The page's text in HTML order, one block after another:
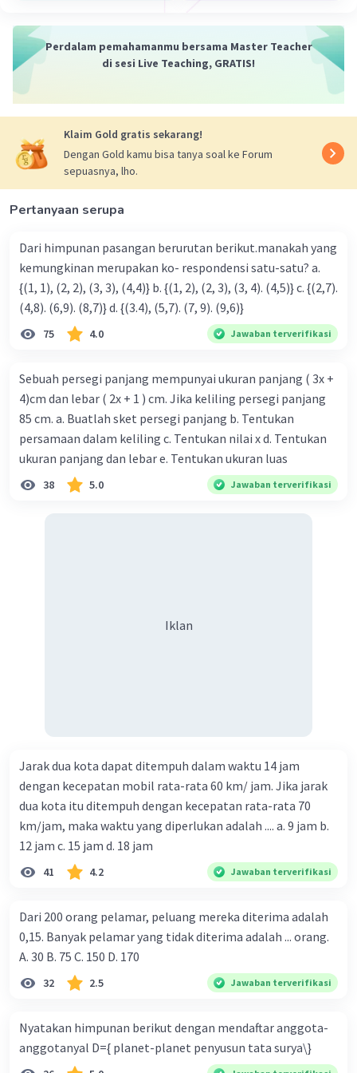
Iklan
Community Level 92
Jawaban yang tepat untuk soal tersebut adalah
(1, –2).
y = 5 – 7x
y = 1 – 3x
5 – 1= –3x + 7x
4 = 4x
x = 4/4
x = 1
Masukkan nilai x = 1 ke y = 5 – 7x, sehingga
y = 5 – 7x
y = 5 – 7
y = –2
Sehingga titik potongnya adalah (1, –2).
Beri Rating ·0.0(0) Balas
Perdalam pemahamanmu bersama Master Teacher
di sesi Live Teaching, GRATIS!
Klaim Gold gratis sekarang!
Dengan Gold kamu bisa tanya soal ke Forum
sepuasnya, lho.
Pertanyaan serupa
Dari himpunan pasangan berurutan berikut.manakah yang
kemungkinan merupakan ko- respondensi satu-satu? a.
{(1, 1), (2, 2), (3, 3), (4,4)} b. {(1, 2), (2, 3), (3, 4). (4,5)} c. {(2,7).
(4,8). (6,9). (8,7)} d. {(3.4), (5,7). (7, 9). (9,6)}
75 4.0 Jawaban terverifikasi
Sebuah persegi panjang mempunyai ukuran panjang ( 3x +
4)cm dan lebar ( 2x + 1 ) cm. Jika keliling persegi panjang
85 cm. a. Buatlah sket persegi panjang b. Tentukan
persamaan dalam keliling c. Tentukan nilai x d. Tentukan
ukuran panjang dan lebar e. Tentukan ukuran luas
38 5.0 Jawaban terverifikasi
Iklan
Jarak dua kota dapat ditempuh dalam waktu 14 jam
dengan kecepatan mobil rata-rata 60 km/ jam. Jika jarak
dua kota itu ditempuh dengan kecepatan rata-rata 70
km/jam, maka waktu yang diperlukan adalah .... a. 9 jam b.
12 jam c. 15 jam d. 18 jam
41 4.2 Jawaban terverifikasi
Dari 200 orang pelamar, peluang mereka diterima adalah
0,15. Banyak pelamar yang tidak diterima adalah ... orang.
A. 30 B. 75 C. 150 D. 170
32 2.5 Jawaban terverifikasi
Nyatakan himpunan berikut dengan mendaftar anggota-
anggotanyal D={ planet-planet penyusun tata surya\}